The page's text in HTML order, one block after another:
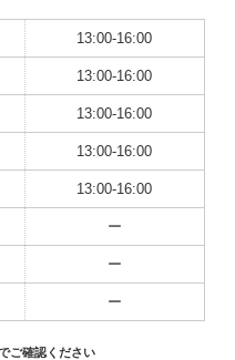
13:00-16:00
13:00-16:00
13:00-16:00
13:00-16:00
13:00-16:00
ー
ー
ー
ご確認ください